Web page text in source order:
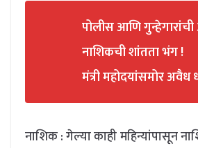
पोलीस आणि
नाशिकची शांतता भंग !
मंत्री महोदयांसमोर अवैध
नाशिक : गेल्या काही महिन्यांपासून